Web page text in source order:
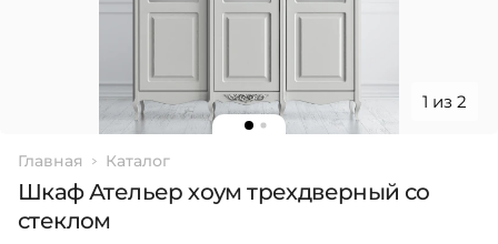
1 из 2
Главная Каталог
Шкаф Ательер хоум трехдверный со
стеклом